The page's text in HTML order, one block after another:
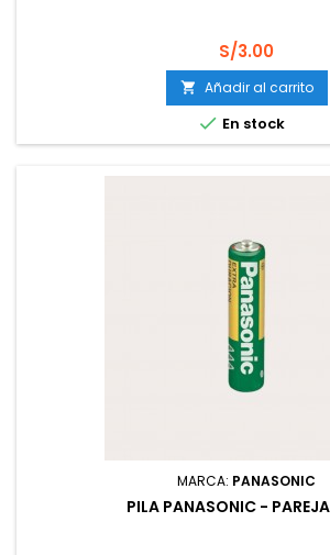
Precio
S/3.00
 Añadir al carrito
 En stock
MARCA: PANASONIC
PILA PANASONIC -